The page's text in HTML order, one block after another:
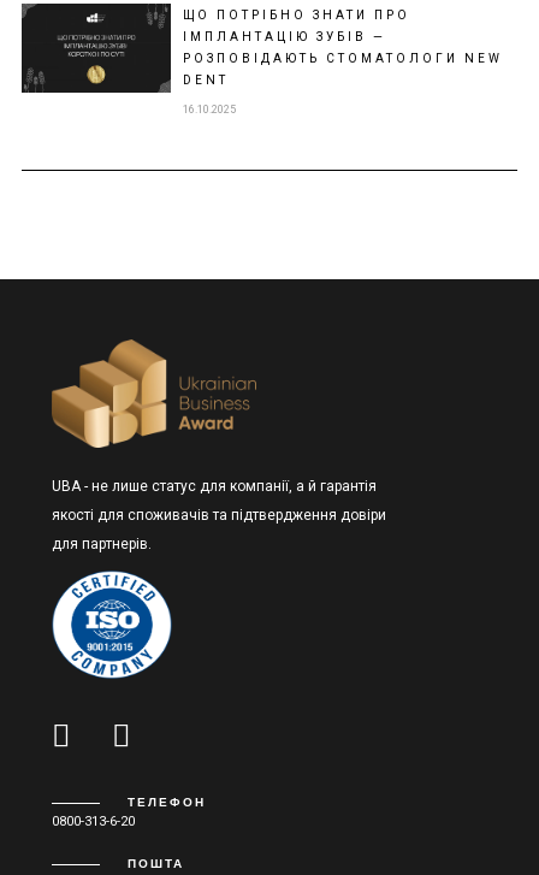
ЩО ПОТРІБНО ЗНАТИ ПРО
ІМПЛАНТАЦІЮ ЗУБІВ —
РОЗПОВІДАЮТЬ СТОМАТОЛОГИ NEW
DENT
16.10.2025
UBA - не лише статус для компанії, а й гарантія
якості для споживачів та підтвердження довіри
для партнерів.
ТЕЛЕФОН
0800-313-6-20
ПОШТА